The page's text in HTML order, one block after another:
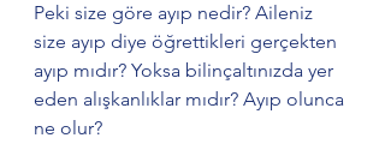
Peki size göre ayıp nedir? Aileniz
size ayıp diye öğrettikleri gerçekten
ayıp mıdır? Yoksa bilinçaltınızda yer
eden alışkanlıklar mıdır? Ayıp olunca
ne olur?